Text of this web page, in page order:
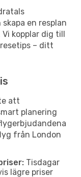
en resplan
kopplar dig till
– ditt
att
planering
från London
Tisdagar
lägre priser